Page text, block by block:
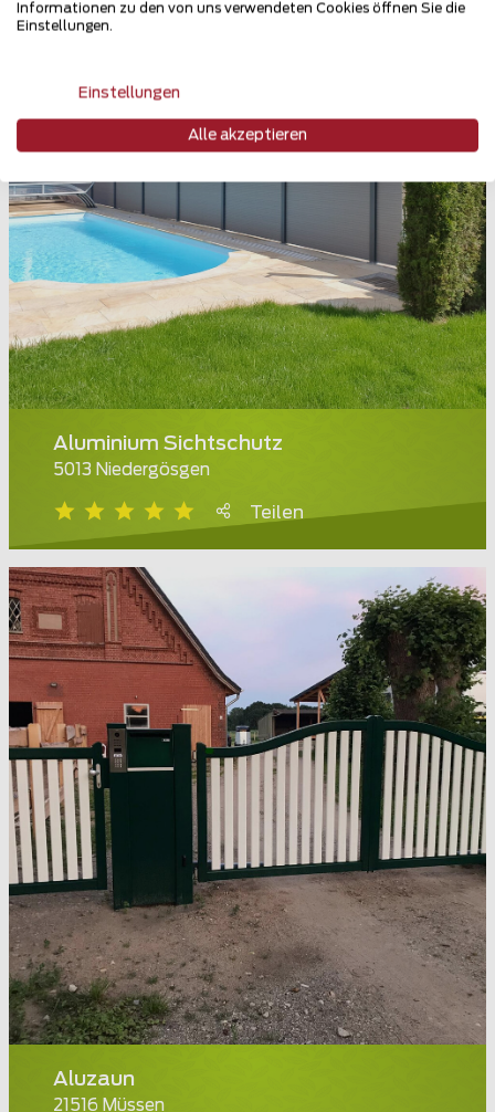
Aluminium Sichtschutz
5013 Niedergösgen
Teilen
Aluzaun
21516 Müssen
Informationen zu den von uns verwendeten Cookies öffnen Sie die
Einstellungen.
Einstellungen
Alle akzeptieren